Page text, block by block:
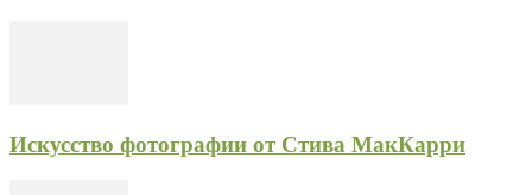
Искусство фотографии от Стива МакКарри